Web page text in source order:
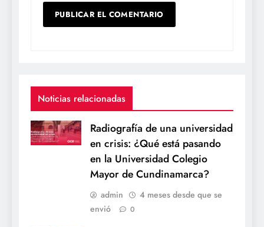
Noticias relacionadas
Radiografía de una universidad
en crisis: ¿Qué está pasando
en la Universidad Colegio
Mayor de Cundinamarca?
admin
4 meses desde que se
envió
0